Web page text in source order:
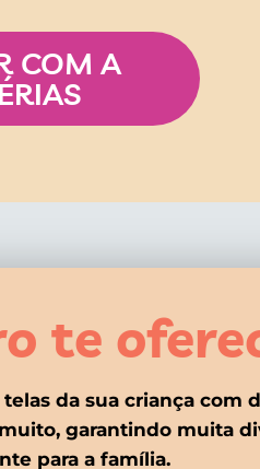
COM A
te
da sua criança com
garantindo muita
para a família.